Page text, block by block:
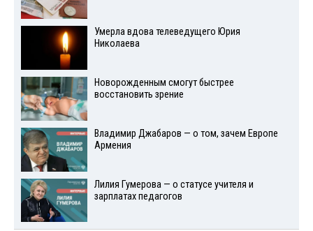
Умерла вдова телеведущего Юрия
Николаева
Новорожденным смогут быстрее
восстановить зрение
Владимир Джабаров — о том, зачем Европе
Армения
Лилия Гумерова — о статусе учителя и
зарплатах педагогов